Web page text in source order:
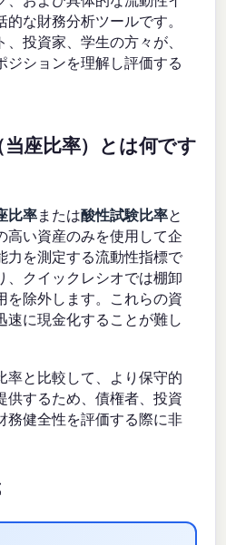
な財務分析ツールです。
投資家、学生の方々が、
ジションを理解し評価する
座比率）とは何です
比率または酸性試験比率と
高い資産のみを使用して企
力を測定する流動性指標で
、クイックレシオでは棚卸
を除外します。これらの資
速に現金化することが難し
率と比較して、より保守的
供するため、債権者、投資
務健全性を評価する際に非